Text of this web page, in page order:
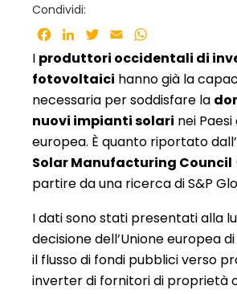
Condividi:
Facebook
LinkedInTwitter
Email
I produttori occidentali di
fotovoltaici hanno già la
necessaria per soddisfare la
nuovi impianti solari nei Paesi
europea. È quanto riportato dall’
Solar Manufacturing Council
partire da una ricerca di S&P
I dati sono stati presentati alla
decisione dell’Unione europea
il flusso di fondi pubblici verso
inverter di fornitori di proprietà